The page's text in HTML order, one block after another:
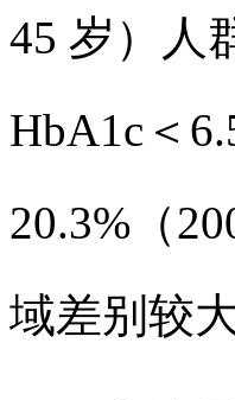
45 岁）人
HbA1c＜
20.3%（
域差别较